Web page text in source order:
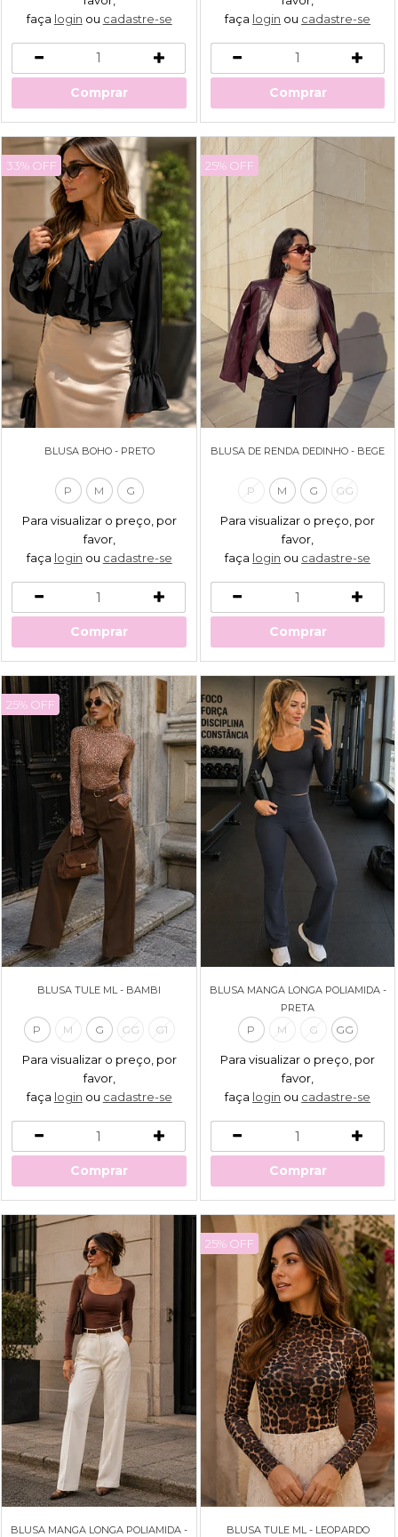
faça login ou cadastre-se
Comprar
faça login ou cadastre-se
Comprar
33% OFF
BLUSA BOHO - PRETO
P M G
Para visualizar o preço, por
favor,
faça login ou cadastre-se
Comprar
25% OFF
BLUSA DE RENDA DEDINHO - BEGE
P M G GG
Para visualizar o preço, por
favor,
faça login ou cadastre-se
Comprar
25% OFF
BLUSA TULE ML - BAMBI
P M G GG G1
Para visualizar o preço, por
favor,
faça login ou cadastre-se
Comprar
BLUSA MANGA LONGA POLIAMIDA -
PRETA
P M G GG
Para visualizar o preço, por
favor,
faça login ou cadastre-se
Comprar
BLUSA MANGA LONGA POLIAMIDA -
25% OFF
BLUSA TULE ML - LEOPARDO